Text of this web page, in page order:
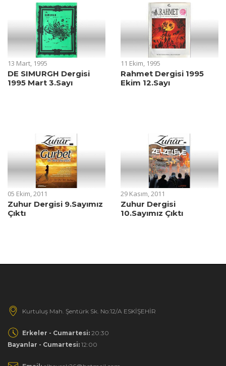
13 Mart, 1995
DE SIMURGH Dergisi
1995 Mart 3.Sayı
11 Ekim, 1995
Rahmet Dergisi 1995
Ekim 12.Sayı
05 Ekim, 2011
Zuhur Dergisi 9.Sayımız
Çıktı
29 Kasım, 2011
Zuhur Dergisi
10.Sayımız Çıktı
Kurtuluş Mah. Şentürk Sk. No:12/A ESKİŞEHİR
Erkeler - Cumartesi: 20:30
Bayanlar - Cumartesi: 12:00